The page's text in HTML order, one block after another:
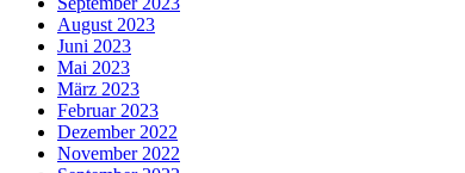
August 2023
Juni 2023
Mai 2023
März 2023
Februar 2023
Dezember 2022
November 2022